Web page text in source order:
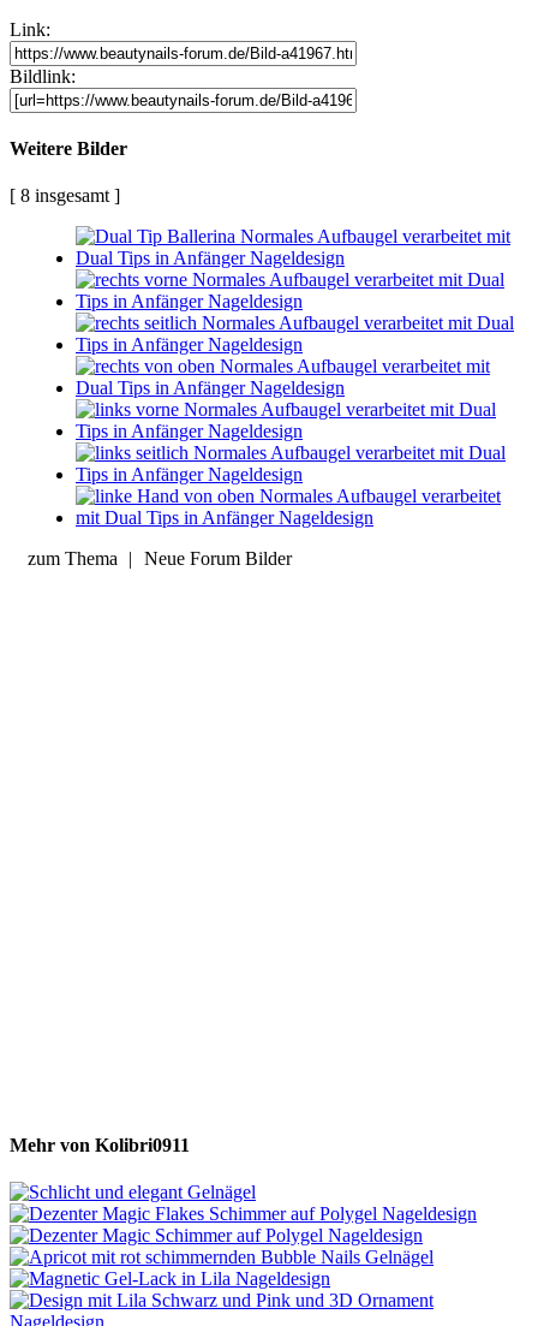
Link:
Bildlink:
Weitere Bilder
[ 8 insgesamt ]
zum Thema | Neue Forum Bilder
Mehr von Kolibri0911